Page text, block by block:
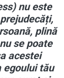
nu este
plină
se poate
acestei
egoului tău